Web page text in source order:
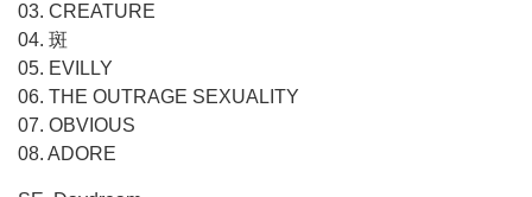
03. CREATURE
04. 斑
05. EVILLY
06. THE OUTRAGE SEXUALITY
07. OBVIOUS
08. ADORE